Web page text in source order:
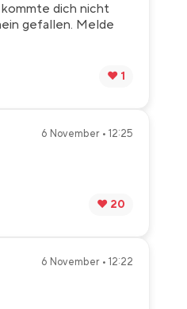
kommte dich nicht
gefallen. Melde
❤️ 1
6 November • 12:25
❤️ 20
6 November • 12:22